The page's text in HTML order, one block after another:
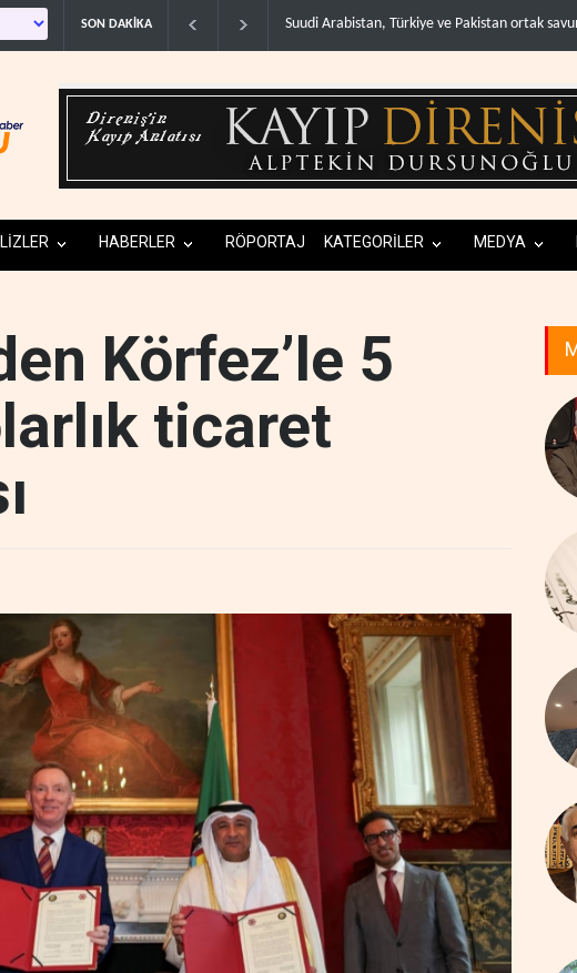
SON DAKİKA ABD, Suudi Arabistan'dan petrol ithalatını 40
HABERLER RÖPORTAJ KATEGORİLER MEDYA
Körfez’le 5
ticaret